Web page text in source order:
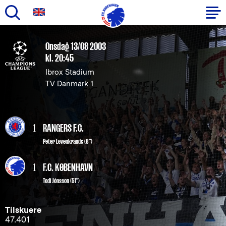
hovedindhold
Primær
navigation
Onsdag 13/08 2003
kl. 20:45
Ibrox Stadium
TV Danmark 1
1 RANGERS F.C.
Peter Løvenkrands (8")
1 F.C. KØBENHAVN
Todi Jónsson(51")
Tilskuere
47.401